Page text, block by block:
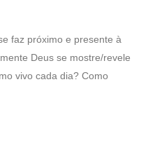
faz próximo e presente à
Deus se mostre/revele
vivo cada dia? Como